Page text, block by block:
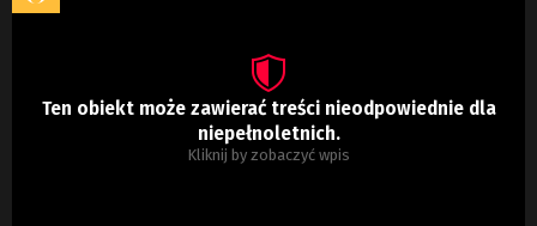
Ten obiekt może zawierać treści nieodpowiednie dla
niepełnoletnich.
Kliknij by zobaczyć wpis